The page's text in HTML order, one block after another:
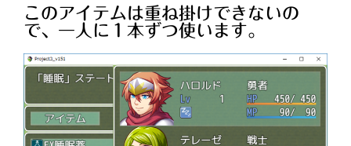
このアイテムは重ね掛けできないの
で、一人に１本ずつ使います。